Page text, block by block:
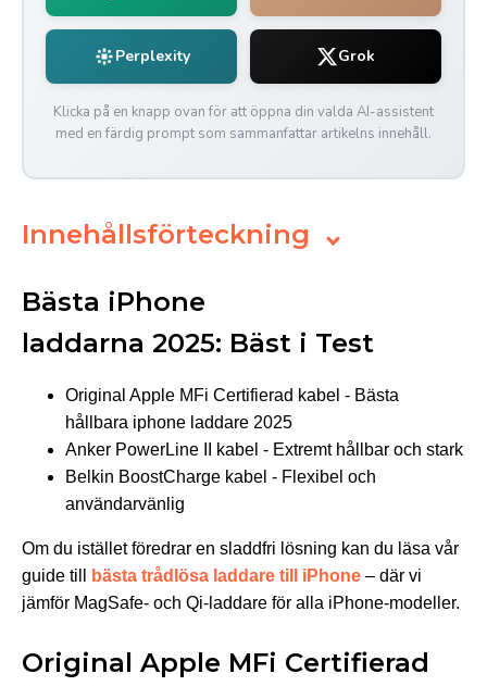
Perplexity Grok
Klicka på en knapp ovan för att öppna din valda AI-assistent
med en färdig prompt som sammanfattar artikelns innehåll.
Innehållsförteckning
Bästa iPhone
laddarna 2025: Bäst i Test
Original Apple MFi Certifierad kabel - Bästa
hållbara iphone laddare 2025
Anker PowerLine II kabel - Extremt hållbar och stark
Belkin BoostCharge kabel - Flexibel och
användarvänlig
Om du istället föredrar en sladdfri lösning kan du läsa vår
guide till
bästa trådlösa laddare till iPhone – där vi
jämför MagSafe- och Qi-laddare för alla iPhone-modeller.
Original Apple MFi Certifierad